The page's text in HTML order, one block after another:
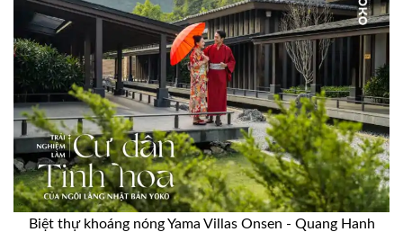
Biệt thự khoáng nóng Yama Villas Onsen - Quang Hanh